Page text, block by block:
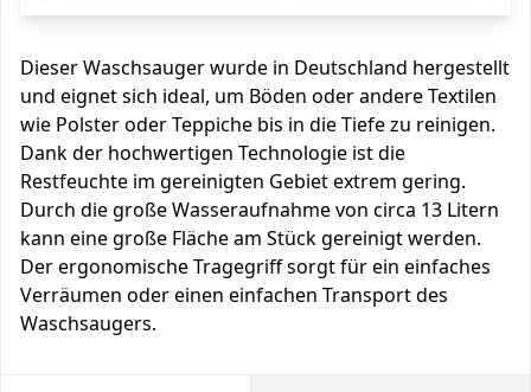
Dieser Waschsauger wurde in Deutschland hergestellt
und eignet sich ideal, um Böden oder andere Textilen
wie Polster oder Teppiche bis in die Tiefe zu reinigen.
Dank der hochwertigen Technologie ist die
Restfeuchte im gereinigten Gebiet extrem gering.
Durch die große Wasseraufnahme von circa 13 Litern
kann eine große Fläche am Stück gereinigt werden.
Der ergonomische Tragegriff sorgt für ein einfaches
Verräumen oder einen einfachen Transport des
Waschsaugers.